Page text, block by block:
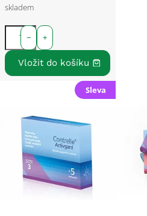
skladem
+
−
Sleva